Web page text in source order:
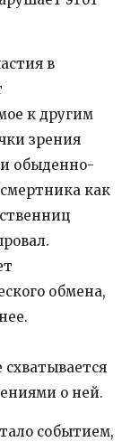
в
к другим
зрения
обыденно-
как
обмена,
схватывается
о ней.
событием,